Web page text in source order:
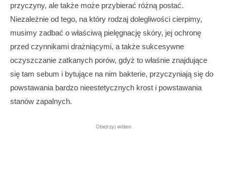
przyczyny, ale także może przybierać różną postać.
Niezależnie od tego, na który rodzaj dolegliwości cierpimy,
musimy zadbać o właściwą pielęgnację skóry, jej ochronę
przed czynnikami drażniącymi, a także sukcesywne
oczyszczanie zatkanych porów, gdyż to właśnie znajdujące
się tam sebum i bytujące na nim bakterie, przyczyniają się do
powstawania bardzo nieestetycznych krost i powstawania
stanów zapalnych.
Obejrzyj wideo